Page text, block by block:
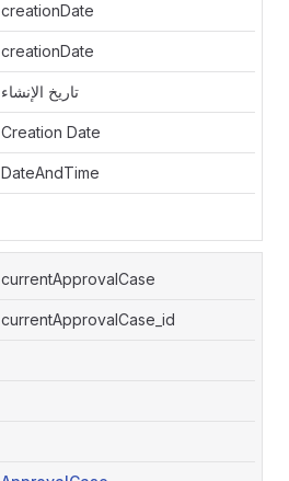
creationDate
creationDate
تاريخ الإنشاء
Creation Date
DateAndTime
currentApprovalCase
currentApprovalCase_id